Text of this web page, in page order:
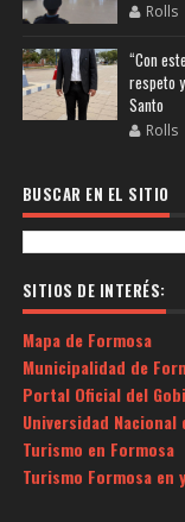
Rolls
“Con
respeto
Santo
Rolls
BUSCAR EN EL SITIO
SITIOS DE INTERÉS:
Mapa de Formosa
Municipalidad de
Portal Oficial del
Universidad Nacional
Turismo en Formosa
Turismo Formosa en